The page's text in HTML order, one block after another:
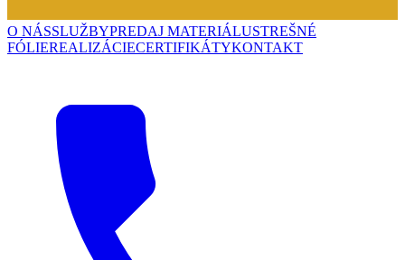
O NÁSSLUŽBYPREDAJ MATERIÁLUSTREŠNÉ
FÓLIEREALIZÁCIECERTIFIKÁTYKONTAKT